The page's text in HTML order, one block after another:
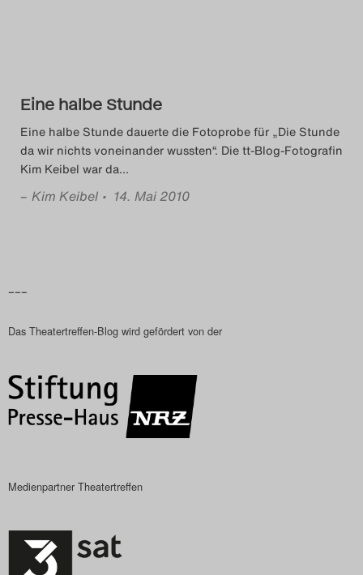
2023
Das Theatertreffen-Blog
2024
Das Theatertreffen-Blog
Nutzungsbedingungen
Search
Eine halbe Stunde
Eine halbe Stunde dauerte die Fotoprobe für „Die Stunde
da wir nichts voneinander wussten“. Die tt-Blog-Fotografin
Kim Keibel war da…
– Kim Keibel • 14. Mai 2010
–––
Das Theatertreffen-Blog wird gefördert von der
Medienpartner Theatertreffen